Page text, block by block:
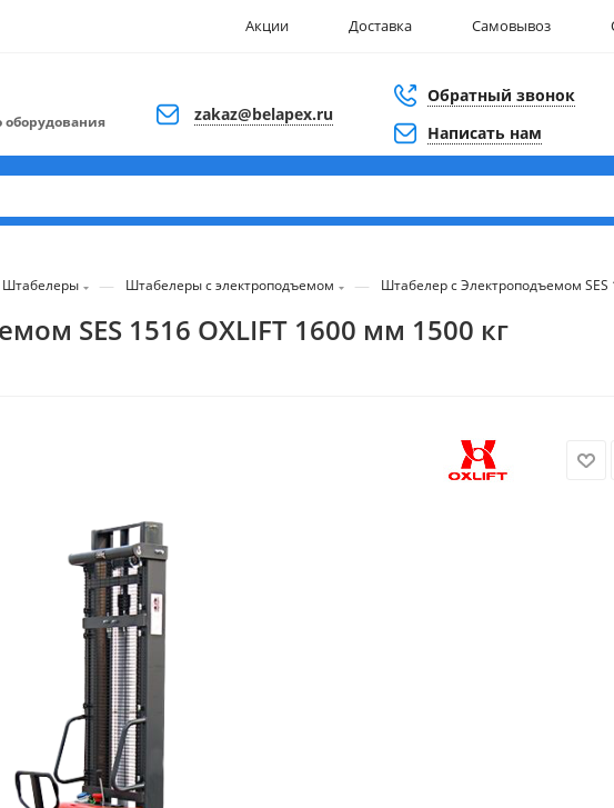
Акции Доставка Самовывоз
zakaz@belapex.ru
Обратный звонок
Написать нам
Штабелеры — Штабелеры с электроподъемом — Штабелер с Электроподъемом SES
SES 1516 OXLIFT 1600 мм 1500 кг